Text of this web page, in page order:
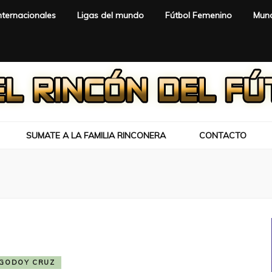
Ligas del mundo Fútbol Femenino
SUMATE A LA FAMILIA RINCONERA CONTACTO
CRUZ